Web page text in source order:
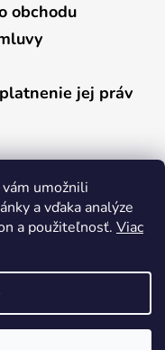
umožnili
a vďaka analýze
a použiteľnosť. Viac
obchodu
jej práv